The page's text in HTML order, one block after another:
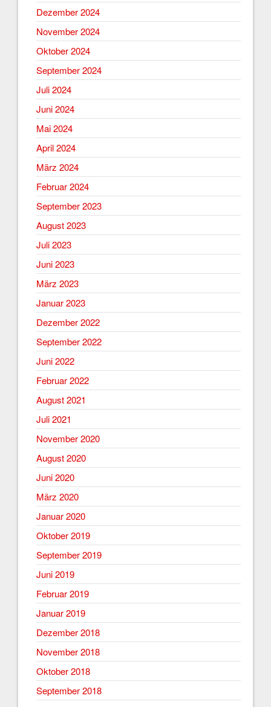
Dezember 2024
November 2024
Oktober 2024
September 2024
Juli 2024
Juni 2024
Mai 2024
April 2024
März 2024
Februar 2024
September 2023
August 2023
Juli 2023
Juni 2023
März 2023
Januar 2023
Dezember 2022
September 2022
Juni 2022
Februar 2022
August 2021
Juli 2021
November 2020
August 2020
Juni 2020
März 2020
Januar 2020
Oktober 2019
September 2019
Juni 2019
Februar 2019
Januar 2019
Dezember 2018
November 2018
Oktober 2018
September 2018